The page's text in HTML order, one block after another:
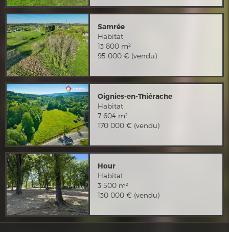
Samrée
Habitat
13 800 m²
95 000 € (vendu)
Oignies-en-Thiérache
Habitat
7 604 m²
170 000 € (vendu)
Hour
Habitat
3 500 m²
130 000 € (vendu)